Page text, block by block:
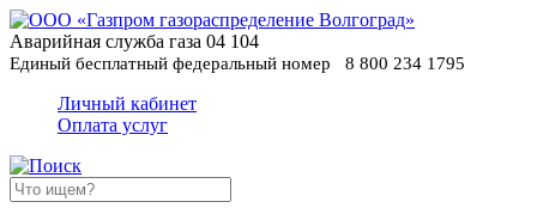
Аварийная служба газа 04 104
Единый бесплатный федеральный номер
8 800 234 1795
Личный кабинет
Оплата услуг